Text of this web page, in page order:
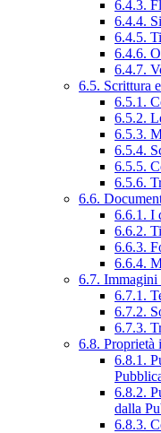
6.4.3.
6.4.4.
6.4.5.
6.4.6.
6.4.7.
6.5. Scrittura
6.5.1.
6.5.2.
6.5.3.
6.5.4.
6.5.5.
6.5.6.
6.6.
6.6.1. I
6.6.2.
6.6.3.
6.6.4.
6.7. Immagini
6.7.1.
6.7.2.
6.7.3.
6.8. Proprietà
6.8.1.
6.8.2.
dalla
6.8.3.